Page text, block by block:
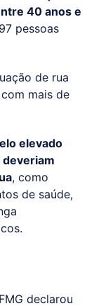
40 anos e
pessoas
de rua
mais de
elevado
, como
de saúde,
declarou